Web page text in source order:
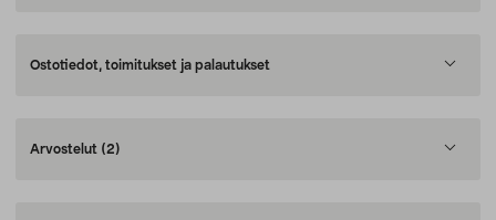
Ostotiedot, toimitukset ja palautukset
Arvostelut (2)